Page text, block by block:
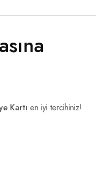
Kartı en iyi tercihiniz!